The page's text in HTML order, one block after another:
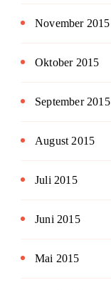
November 2015
Oktober 2015
September 2015
August 2015
Juli 2015
Juni 2015
Mai 2015